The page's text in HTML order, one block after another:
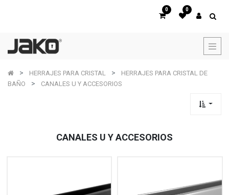
0 0
HERRAJES PARA CRISTAL
HERRAJES PARA CRISTAL DE
BAÑO
CANALES U Y ACCESORIOS
CANALES U Y ACCESORIOS